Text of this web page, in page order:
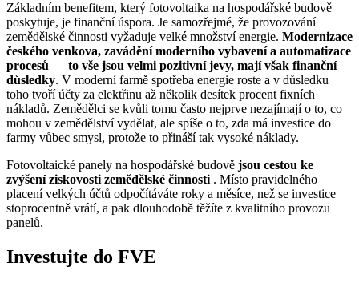
Základním benefitem, který fotovoltaika na hospodářské budově
poskytuje, je finanční úspora. Je samozřejmé, že provozování
zemědělské činnosti vyžaduje velké množství energie. Modernizace
českého venkova, zavádění moderního vybavení a automatizace
procesů – to vše jsou velmi pozitivní jevy, mají však finanční
důsledky. V moderní farmě spotřeba energie roste a v důsledku
toho tvoří účty za elektřinu až několik desítek procent fixních
nákladů. Zemědělci se kvůli tomu často nejprve nezajímají o to, co
mohou v zemědělství vydělat, ale spíše o to, zda má investice do
farmy vůbec smysl, protože to přináší tak vysoké náklady.
Fotovoltaické panely na hospodářské budově jsou cestou ke
zvýšení ziskovosti zemědělské činnosti. Místo pravidelného
placení velkých účtů odpočítáváte roky a měsíce, než se investice
stoprocentně vrátí, a pak dlouhodobě těžíte z kvalitního provozu
panelů.
Investujte do FVE